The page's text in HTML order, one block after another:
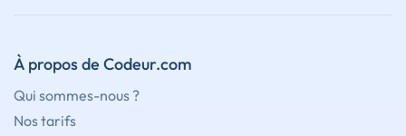
À propos de Codeur.com
Qui sommes-nous ?
Nos tarifs